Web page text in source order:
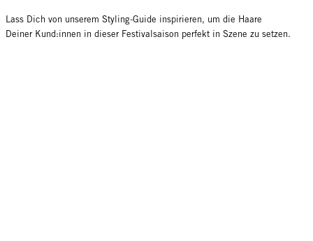
Lass Dich von unserem Styling-Guide inspirieren, um die Haare
Deiner Kund:innen in dieser Festivalsaison perfekt in Szene zu setzen.